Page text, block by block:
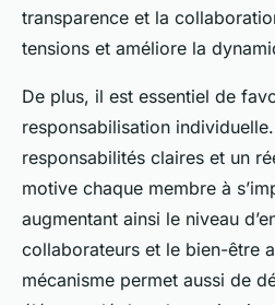
transparence et la
tensions et améliore la
De plus, il est essentiel de
responsabilisation
responsabilités claires et un
motive chaque membre à
augmentant ainsi le niveau
collaborateurs et le bien-être
mécanisme permet aussi de